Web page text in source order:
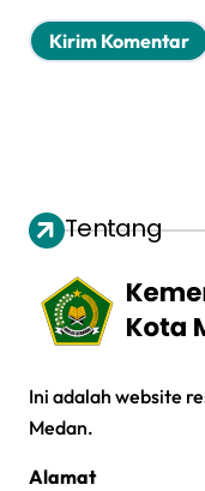
Tentang
Ini adalah website
Medan.
Alamat